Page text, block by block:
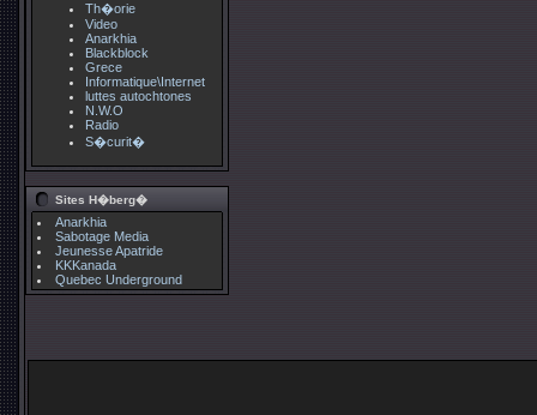
Th�orie
Video
Anarkhia
Blackblock
Grece
Informatique\Internet
luttes autochtones
N.W.O
Radio
S�curit�
Sites H�berg�
Anarkhia
Sabotage Media
Jeunesse Apatride
KKKanada
Quebec Underground